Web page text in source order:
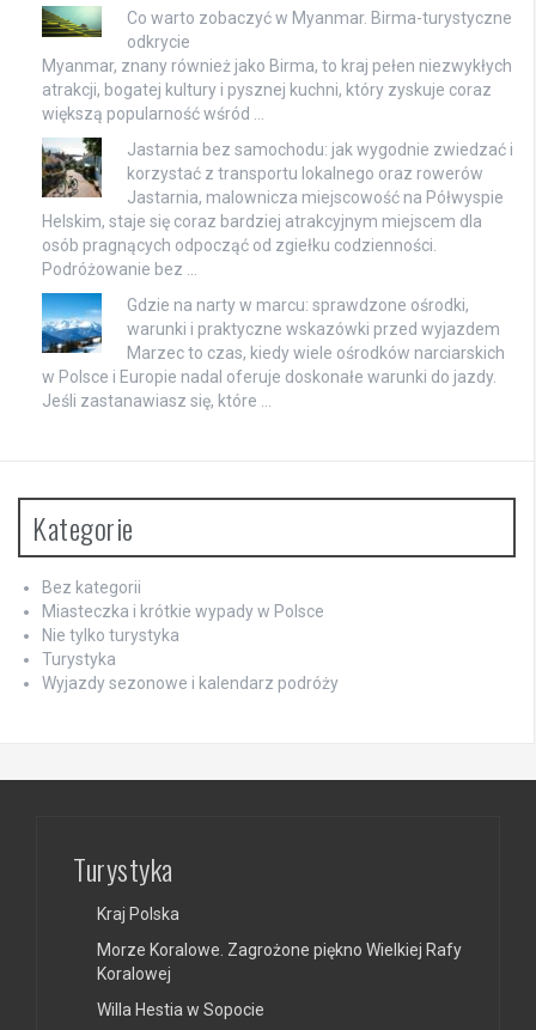
Co warto zobaczyć w Myanmar. Birma-turystyczne
odkrycie
Myanmar, znany również jako Birma, to kraj pełen niezwykłych
atrakcji, bogatej kultury i pysznej kuchni, który zyskuje coraz
większą popularność wśród …
Jastarnia bez samochodu: jak wygodnie zwiedzać i
korzystać z transportu lokalnego oraz rowerów
Jastarnia, malownicza miejscowość na Półwyspie
Helskim, staje się coraz bardziej atrakcyjnym miejscem dla
osób pragnących odpocząć od zgiełku codzienności.
Podróżowanie bez …
Gdzie na narty w marcu: sprawdzone ośrodki,
warunki i praktyczne wskazówki przed wyjazdem
Marzec to czas, kiedy wiele ośrodków narciarskich
w Polsce i Europie nadal oferuje doskonałe warunki do jazdy.
Jeśli zastanawiasz się, które …
Kategorie
Bez kategorii
Miasteczka i krótkie wypady w Polsce
Nie tylko turystyka
Turystyka
Wyjazdy sezonowe i kalendarz podróży
Turystyka
Kraj Polska
Morze Koralowe. Zagrożone piękno Wielkiej Rafy
Koralowej
Willa Hestia w Sopocie